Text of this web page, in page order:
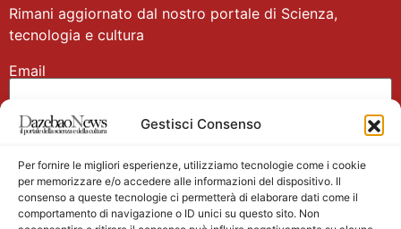
Gestisci Consenso
Per fornire le migliori esperienze, utilizziamo tecnologie come i cookie
per memorizzare e/o accedere alle informazioni del dispositivo. Il
consenso a queste tecnologie ci permetterà di elaborare dati come il
comportamento di navigazione o ID unici su questo sito. Non
Rimani aggiornato dal nostro portale di Scienza,
tecnologia e cultura
Email
Nome